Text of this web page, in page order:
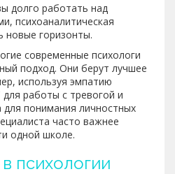
долго работать над
психоаналитическая
новые горизонты.
современные психологи
подход. Они берут лучшее
используя эмпатию
работы с тревогой и
для понимания личностных
часто важнее
одной школе.
психологии